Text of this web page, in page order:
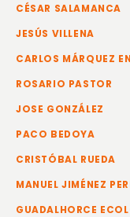
CÉSAR SALAMANCA
JESÚS VILLENA
CARLOS MÁRQUEZ
ROSARIO PASTOR
JOSE GONZÁLEZ
PACO BEDOYA
CRISTÓBAL RUEDA
MANUEL JIMÉNEZ
GUADALHORCE